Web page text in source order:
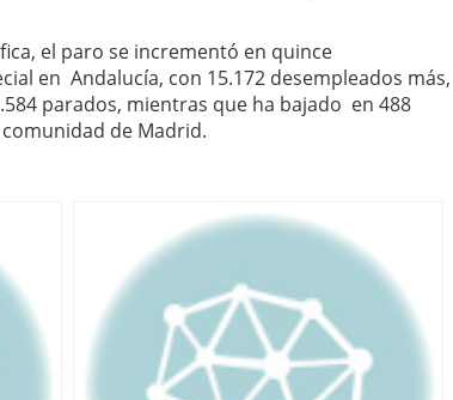
el paro se incrementó en quince
en Andalucía, con 15.172 desempleados más,
parados, mientras que ha bajado en 488
de Madrid.